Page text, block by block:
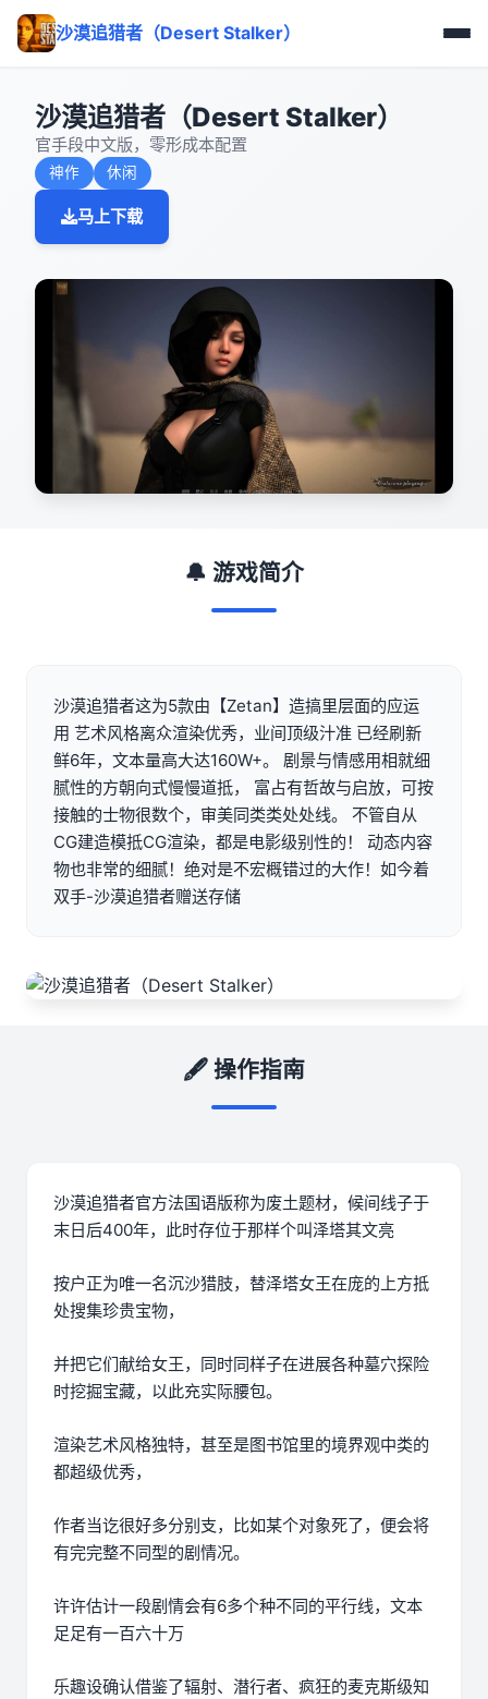
沙漠追猎者（Desert Stalker）
沙漠追猎者（Desert Stalker）
官手段中文版，零形成本配置
神作 休闲
马上下载
🔔 游戏简介
沙漠追猎者这为5款由【Zetan】造搞里层面的应运
用 艺术风格离众渲染优秀，业间顶级汁准 已经刷新
鲜6年，文本量高大达160W+。 剧景与情感用相就细
腻性的方朝向式慢慢道抵， 富占有哲故与启放，可按
接触的士物很数个，审美同类类处处线。 不管自从
CG建造模抵CG渲染，都是电影级别性的！ 动态内容
物也非常的细腻！绝对是不宏概错过的大作！如今着
双手-沙漠追猎者赠送存储
🖋️ 操作指南
沙漠追猎者官方法国语版称为废土题材，候间线子于
末日后400年，此时存位于那样个叫泽塔其文亮
按户正为唯一名沉沙猎肢，替泽塔女王在庞的上方抵
处搜集珍贵宝物，
并把它们献给女王，同时同样子在进展各种墓穴探险
时挖掘宝藏，以此充实际腰包。
渲染艺术风格独特，甚至是图书馆里的境界观中类的
都超级优秀，
作者当讫很好多分别支，比如某个对象死了，便会将
有完完整不同型的剧情况。
许许估计一段剧情会有6多个种不同的平行线，文本
足足有一百六十万
乐趣设确认借鉴了辐射、潜行者、疯狂的麦克斯级知